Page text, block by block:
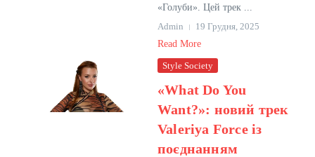
«Голуби». Цей трек ...
Admin
19 Грудня, 2025
Read More
Style Society
«What Do You
Want?»: новий трек
Valeriya Force із
поєднанням